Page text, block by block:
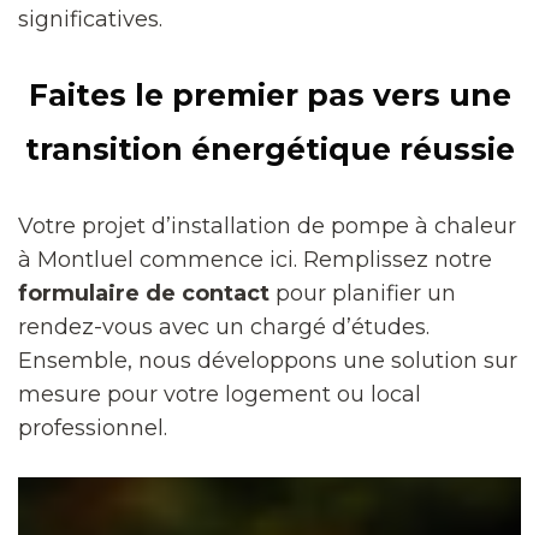
significatives.
Faites le premier pas vers une
transition énergétique réussie
Votre projet d’installation de pompe à chaleur
à Montluel commence ici. Remplissez notre
formulaire de contact pour planifier un
rendez-vous avec un chargé d’études.
Ensemble, nous développons une solution sur
mesure pour votre logement ou local
professionnel.